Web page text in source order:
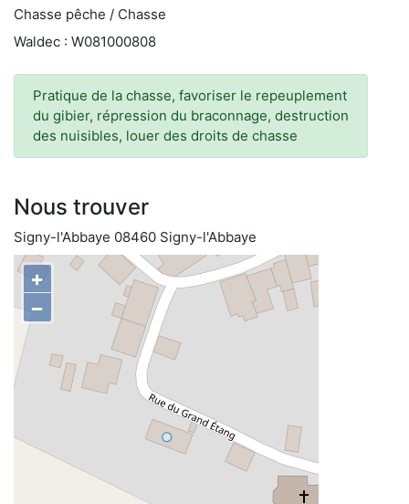
Chasse pêche / Chasse
Waldec : W081000808
Pratique de la chasse, favoriser le repeuplement
du gibier, répression du braconnage, destruction
des nuisibles, louer des droits de chasse
Nous trouver
Signy-l'Abbaye 08460 Signy-l'Abbaye
+
−